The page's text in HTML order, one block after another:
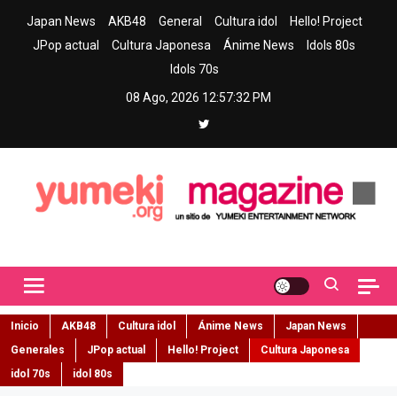
Japan News AKB48 General Cultura idol
Hello! Project
JPop actual
Cultura Japonesa Ánime News
Idols 80s
Idols 70s
08 Ago, 2026 12:57:34 PM
Inicio AKB48 Cultura idol Ánime News
Japan News
Generales
JPop actual Hello! Project
Cultura Japonesa
idol 70s
idol 80s